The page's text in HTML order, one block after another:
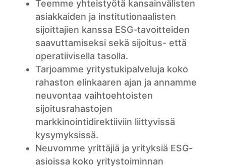
Teemme yhteistyötä kansainvälisten
asiakkaiden ja institutionaalisten
sijoittajien kanssa ESG-tavoitteiden
saavuttamiseksi sekä sijoitus- että
operatiivisella tasolla.
Tarjoamme yritystukipalveluja koko
rahaston elinkaaren ajan ja annamme
neuvontaa vaihtoehtoisten
sijoitusrahastojen
markkinointidirektiiviin liittyvissä
kysymyksissä.
Neuvomme yrittäjiä ja yrityksiä ESG-
asioissa koko yritystoiminnan